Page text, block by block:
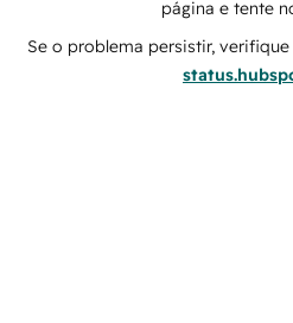
página e tente
Se o problema persistir,